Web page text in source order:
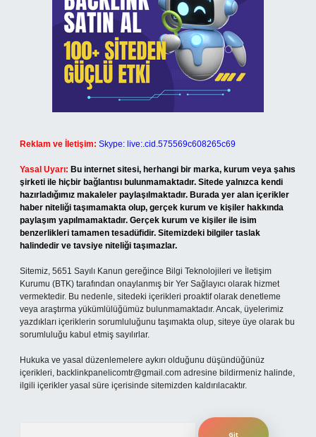
Reklam ve İletişim: Skype: live:.cid.575569c608265c69
Yasal Uyarı: Bu internet sitesi, herhangi bir marka, kurum veya şahıs
şirketi ile hiçbir bağlantısı bulunmamaktadır. Sitede yalnızca kendi
hazırladığımız makaleler paylaşılmaktadır. Burada yer alan içerikler
haber niteliği taşımamakta olup, gerçek kurum ve kişiler hakkında
paylaşım yapılmamaktadır. Gerçek kurum ve kişiler ile isim
benzerlikleri tamamen tesadüfidir. Sitemizdeki bilgiler taslak
halindedir ve tavsiye niteliği taşımazlar.
Sitemiz, 5651 Sayılı Kanun gereğince Bilgi Teknolojileri ve İletişim
Kurumu (BTK) tarafından onaylanmış bir Yer Sağlayıcı olarak hizmet
vermektedir. Bu nedenle, sitedeki içerikleri proaktif olarak denetleme
veya araştırma yükümlülüğümüz bulunmamaktadır. Ancak, üyelerimiz
yazdıkları içeriklerin sorumluluğunu taşımakta olup, siteye üye olarak bu
sorumluluğu kabul etmiş sayılırlar.
Hukuka ve yasal düzenlemelere aykırı olduğunu düşündüğünüz
içerikleri, backlinkpanelicomtr@gmail.com adresine bildirmeniz halinde,
ilgili içerikler yasal süre içerisinde sitemizden kaldırılacaktır.